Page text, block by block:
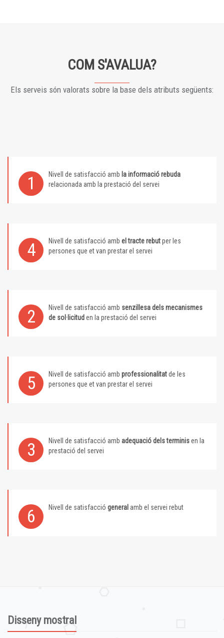
COM S'AVALUA?
Els serveis són valorats sobre la base dels atributs següents:
1 Nivell de satisfacció amb la informació rebuda
relacionada amb la prestació del servei
4 Nivell de satisfacció amb el tracte rebutper les
persones que et van prestar el servei
2 Nivell de satisfacció amb senzillesa dels mecanismes
de sol·licitud en la prestació del servei
5 Nivell de satisfacció amb professionalitatde les
persones que et van prestar el servei
3 Nivell de satisfacció amb adequació dels terminisen la
prestació del servei
6 Nivell de satisfacció general amb el servei rebut
Disseny mostral